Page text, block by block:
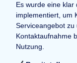
Es wurde eine
implementiert, um
Serviceangebot
Kontaktaufnahme
Nutzung.